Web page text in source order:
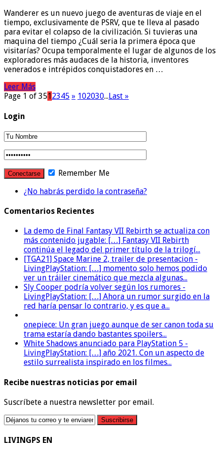
Wanderer es un nuevo juego de aventuras de viaje en el
tiempo, exclusivamente de PSRV, que te lleva al pasado
para evitar el colapso de la civilización. Si tuvieras una
maquina del tiempo ¿Cuál seria la primera época que
visitarías? Ocupa temporalmente el lugar de algunos de los
exploradores más audaces de la historia, inventores
venerados e intrépidos conquistadores en …
Leer Más
Page 1 of 351 2345 » 102030... Last »
Login
Remember Me
¿No habrás perdido la contraseña?
Comentarios Recientes
La demo de Final Fantasy VII Rebirth se actualiza con
más contenido jugable: […] Fantasy VII Rebirth
continúa el legado del primer título de la trilogí...
[TGA21] Space Marine 2, trailer de presentacion -
LivingPlayStation: […] momento solo hemos podido
ver un tráiler cinemático que mezcla algunas...
Sly Cooper podría volver según los rumores -
LivingPlayStation: […] Ahora un rumor surgido en la
red haría pensar lo contrario, y es que a...
onepiece: Un gran juego aunque de ser canon toda su
trama estaría dando bastantes spoilers...
White Shadows anunciado para PlayStation 5 -
LivingPlayStation: […] año 2021. Con un aspecto de
estilo surrealista inspirado en los filmes...
Recibe nuestras noticias por email
Suscríbete a nuestra newsletter por email.
LIVINGPS EN